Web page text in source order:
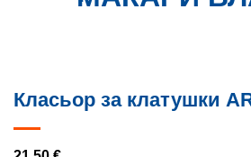
Класьор за клатушки